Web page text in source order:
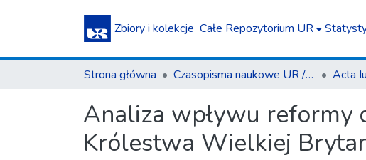
Zbiory i kolekcje Całe Repozytorium UR
Strona główna Czasopisma naukowe UR / Scientific Journals Acta
Analiza wpływu reformy
Królestwa Wielkiej